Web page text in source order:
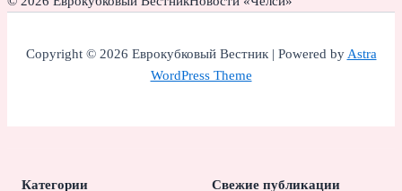
Copyright © 2026 Еврокубковый Вестник | Powered byAstra
WordPress Theme
Категории Свежие публикации